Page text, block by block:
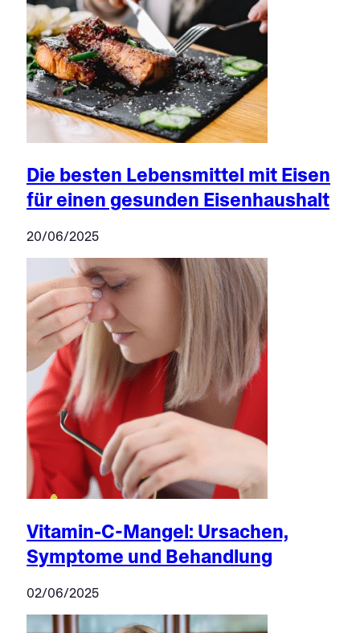
Die besten Lebensmittel mit Eisen
für einen gesunden Eisenhaushalt
20/06/2025
Vitamin-C-Mangel: Ursachen,
Symptome und Behandlung
02/06/2025